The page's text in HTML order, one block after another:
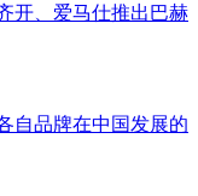
开、爱马仕推出巴赫
自品牌在中国发展的